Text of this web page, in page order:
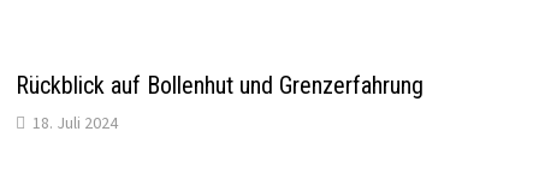
Rückblick auf Bollenhut und Grenzerfahrung
18. Juli 2024